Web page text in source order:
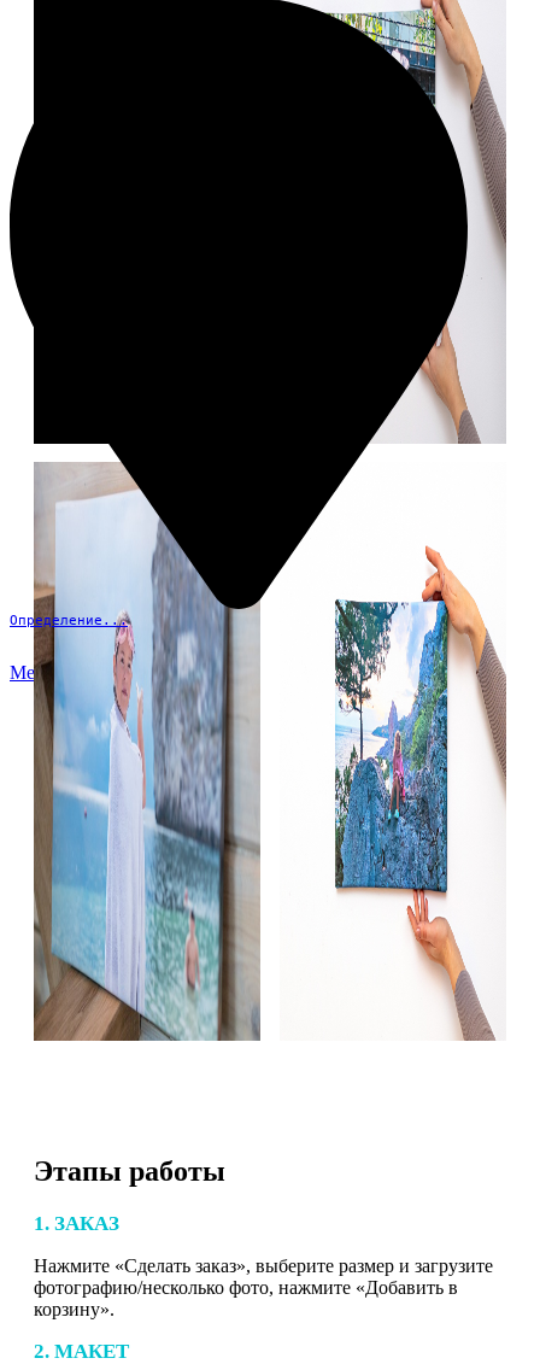
Определение...
Меню
Этапы работы
1. ЗАКАЗ
Нажмите «Сделать заказ», выберите размер и загрузите
фотографию/несколько фото, нажмите «Добавить в
корзину».
2. МАКЕТ